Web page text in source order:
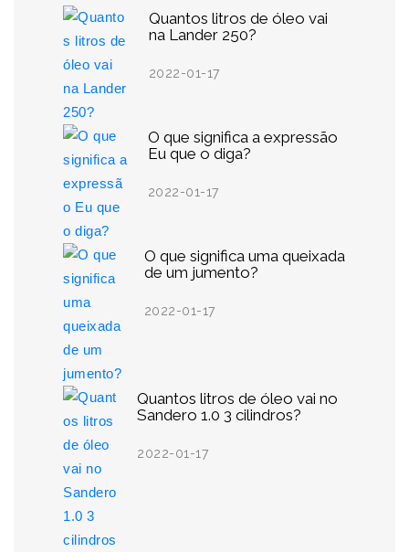
Quantos litros de óleo vai
na Lander 250?
2022-01-17
O que significa a expressão
Eu que o diga?
2022-01-17
O que significa uma queixada
de um jumento?
2022-01-17
Quantos litros de óleo vai no
Sandero 1.0 3 cilindros?
2022-01-17